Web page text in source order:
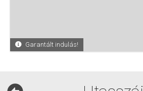
Garantált indulás!